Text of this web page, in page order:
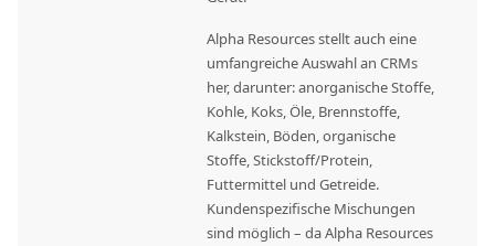
Alpha Resources stellt auch eine
umfangreiche Auswahl an CRMs
her, darunter: anorganische Stoffe,
Kohle, Koks, Öle, Brennstoffe,
Kalkstein, Böden, organische
Stoffe, Stickstoff/Protein,
Futtermittel und Getreide.
Kundenspezifische Mischungen
sind möglich – da Alpha Resources